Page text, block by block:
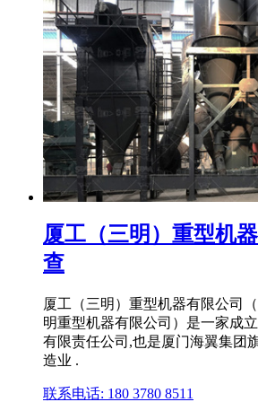
厦工（三明）重型机
查
厦工（三明）重型机器有限公司
明重型机器有限公司）是⼀家成
有限责任公司,也是厦门海翼集团
造业 .
联系电话: 180 3780 8511